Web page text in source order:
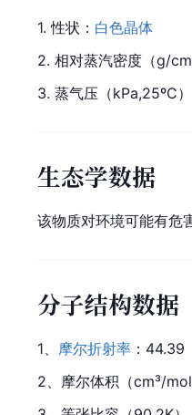
1. 性状 ： 白色晶体
2. 相对蒸汽密度（g/
3. 蒸气压（kPa,25ºC
生态学数据
该物质对环境可能有危
分子结构数据
1、 摩尔折射率 ：44.39
2、 摩尔体积 （cm³/